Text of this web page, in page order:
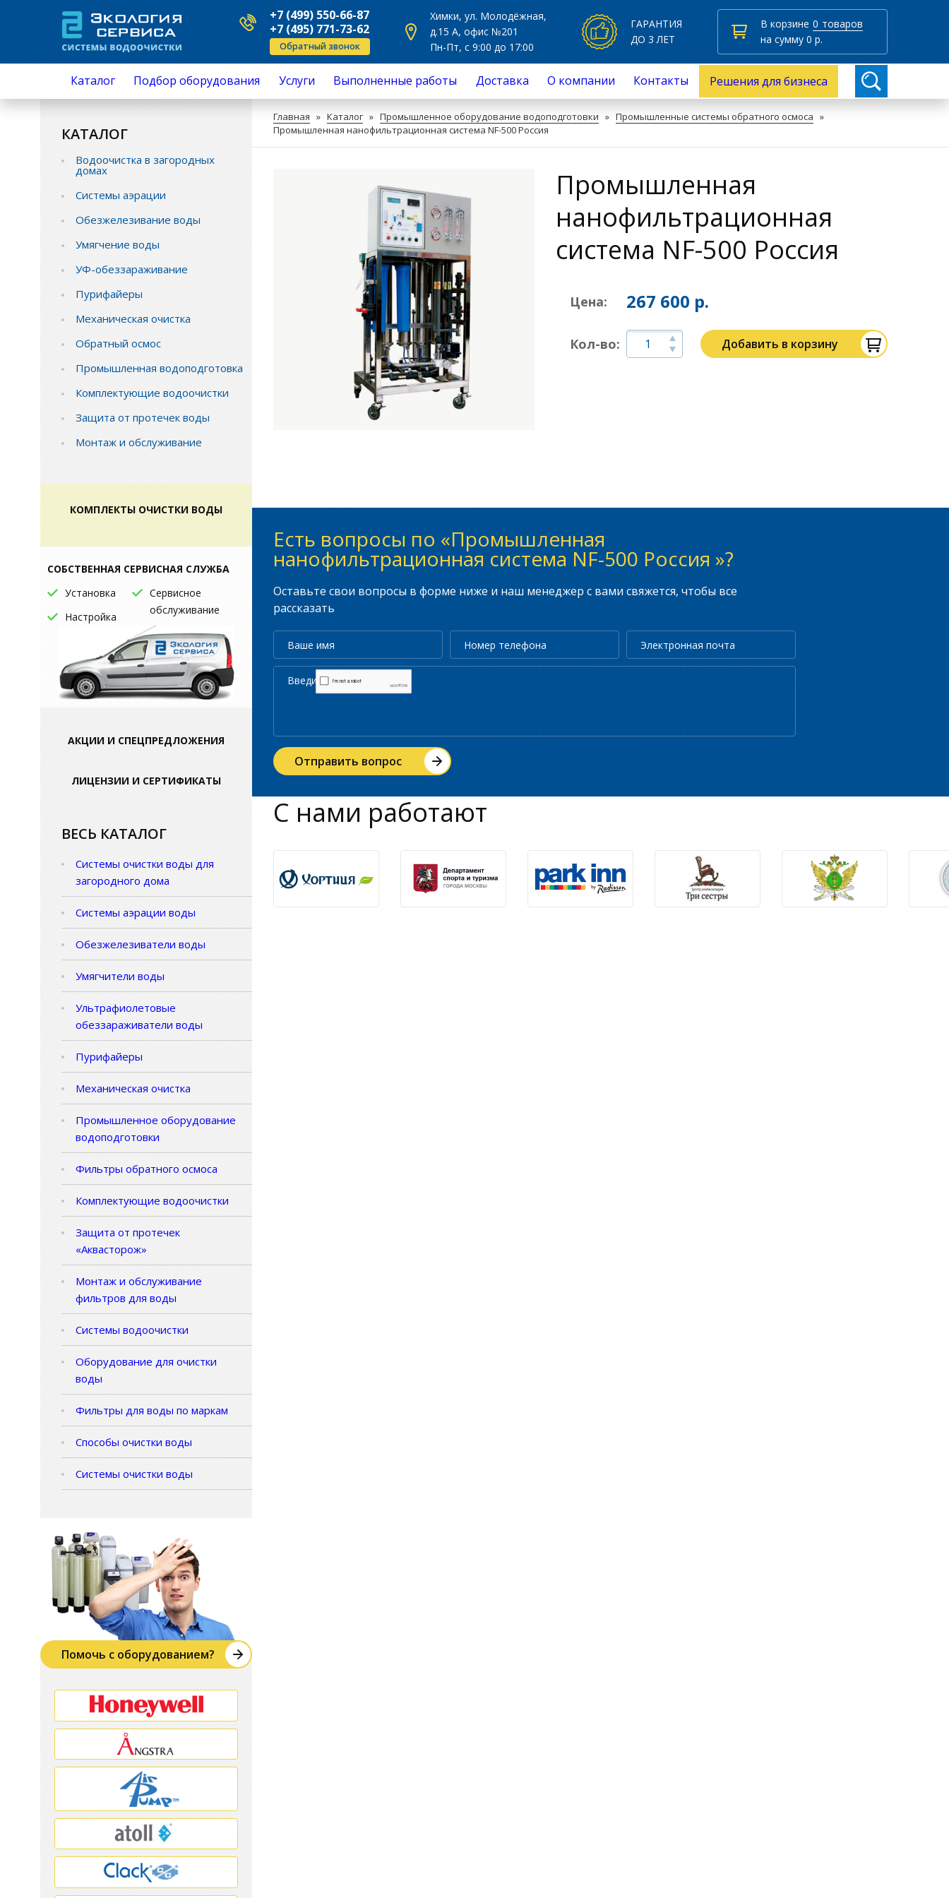
+7 (499) 550-66-87
+7 (495) 771-73-62
Обратный звонок
Химки, ул. Молодёжная,
д.15 А, офис №201
Пн-Пт, с 9:00 до 17:00
ГАРАНТИЯ
ДО 3 ЛЕТ
В корзине 0 товаров
на сумму 0 р.
Каталог
Водоочистка в загородных домах
Обезжелезивание воды
УФ-обеззараживание
Пурифайеры
Механическая очистка
Обратный осмос
Промышленная водоподготовка
Защита от протечек воды
Подбор оборудования Услуги
Ремонт
Установка фильтров для воды
Подключение фильтров для воды
Монтаж систем очистки воды
Замена фильтрующего материала,
Замена фильтров для воды
Выполненные работы Доставка О компании Контакты Решения для бизнеса
Главная » Каталог » Промышленное оборудование водоподготовки » Промышленные системы обратного осмоса »
Промышленная нанофильтрационная система NF-500 Россия
Промышленная
нанофильтрационная
система NF-500 Россия
Цена: 267 600 р.
Кол-во: Добавить в корзину
Есть вопросы по «Промышленная
нанофильтрационная система NF-500 Россия »?
Оставьте свои вопросы в форме ниже и наш менеджер с вами свяжется, чтобы все
рассказать
С нами работают
КАТАЛОГ
Водоочистка в загородных
домах
Системы аэрации
Обезжелезивание воды
Умягчение воды
УФ-обеззараживание
Пурифайеры
Механическая очистка
Обратный осмос
Промышленная водоподготовка
Комплектующие водоочистки
Защита от протечек воды
Монтаж и обслуживание
КОМПЛЕКТЫ ОЧИСТКИ ВОДЫ
СОБСТВЕННАЯ СЕРВИСНАЯ СЛУЖБА
Установка
Настройка
Сервисное
обслуживание
АКЦИИ И СПЕЦПРЕДЛОЖЕНИЯ
ЛИЦЕНЗИИ И СЕРТИФИКАТЫ
ВЕСЬ КАТАЛОГ
Системы очистки воды для
загородного дома
Системы аэрации воды
Обезжелезиватели воды
Умягчители воды
Ультрафиолетовые
обеззараживатели воды
Пурифайеры
Механическая очистка
Промышленное оборудование
водоподготовки
Фильтры обратного осмоса
Комплектующие водоочистки
Защита от протечек
«Аквасторож»
Монтаж и обслуживание
фильтров для воды
Системы водоочистки
Оборудование для очистки
воды
Фильтры для воды по маркам
Способы очистки воды
Системы очистки воды
Помочь с оборудованием?
Продолжить покупки Перейти в корзину